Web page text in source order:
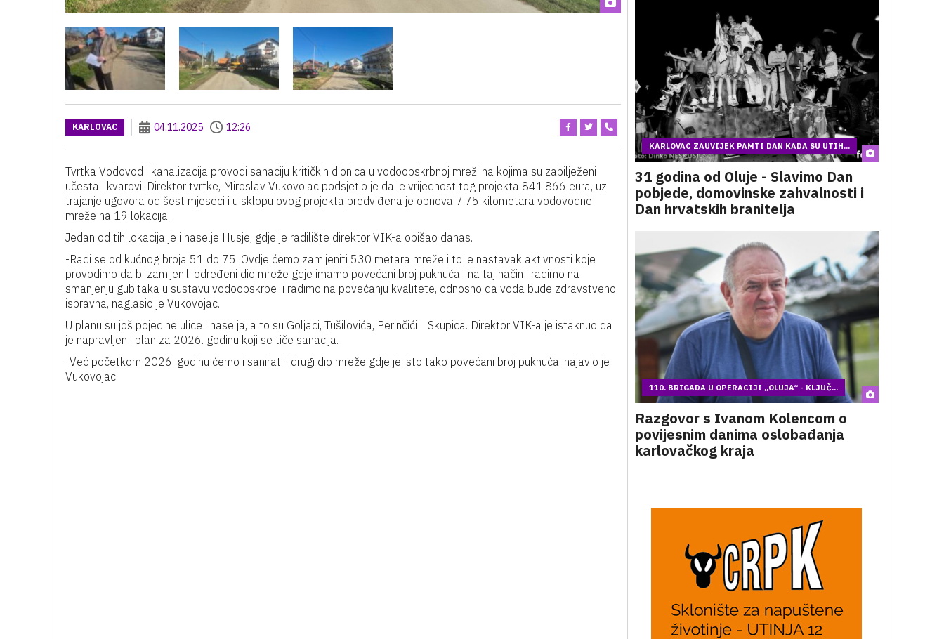
KARLOVAC 04.11.2025 12:26
Tvrtka Vodovod i kanalizacija provodi sanaciju kritičkih dionica u vodoopskrbnoj mreži na kojima su zabilježeni
učestali kvarovi. Direktor tvrtke, Miroslav Vukovojac podsjetio je da je vrijednost tog projekta 841.866 eura, uz
trajanje ugovora od šest mjeseci i u sklopu ovog projekta predviđena je obnova 7,75 kilometara vodovodne
mreže na 19 lokacija.
Jedan od tih lokacija je i naselje Husje, gdje je radilište direktor VIK-a obišao danas.
-Radi se od kućnog broja 51 do 75. Ovdje ćemo zamijeniti 530 metara mreže i to je nastavak aktivnosti koje
provodimo da bi zamijenili određeni dio mreže gdje imamo povećani broj puknuća i na taj način i radimo na
smanjenju gubitaka u sustavu vodoopskrbe i radimo na povećanju kvalitete, odnosno da voda bude zdravstveno
ispravna, naglasio je Vukovojac.
U planu su još pojedine ulice i naselja, a to su Goljaci, Tušilovića, Perinčići i Skupica. Direktor VIK-a je istaknuo da
je napravljen i plan za 2026. godinu koji se tiče sanacija.
-Već početkom 2026. godinu ćemo i sanirati i drugi dio mreže gdje je isto tako povećani broj puknuća, najavio je
Vukovojac.
KARLOVAC ZAUVIJEK PAMTI DAN KADA SU UTIH...
31 godina od Oluje - Slavimo Dan
pobjede, domovinske zahvalnosti i
Dan hrvatskih branitelja
110. BRIGADA U OPERACIJI „OLUJA“ - KLJUČ...
Razgovor s Ivanom Kolencom o
povijesnim danima oslobađanja
karlovačkog kraja